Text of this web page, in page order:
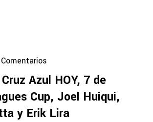
Comentarios
Azul HOY, 7 de
Cup, Joel Huiqui,
y Erik Lira